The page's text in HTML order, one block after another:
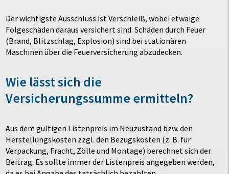
Der wichtigste Ausschluss ist Verschleiß, wobei etwaige
Folgeschäden daraus versichert sind. Schäden durch Feuer
(Brand, Blitzschlag, Explosion) sind bei stationären
Maschinen über die Feuerversicherung abzudecken.
Wie lässt sich die
Versicherungssumme ermitteln?
Aus dem gültigen Listenpreis im Neuzustand bzw. den
Herstellungskosten zzgl. den Bezugskosten (z. B. für
Verpackung, Fracht, Zölle und Montage) berechnet sich der
Beitrag. Es sollte immer der Listenpreis angegeben werden,